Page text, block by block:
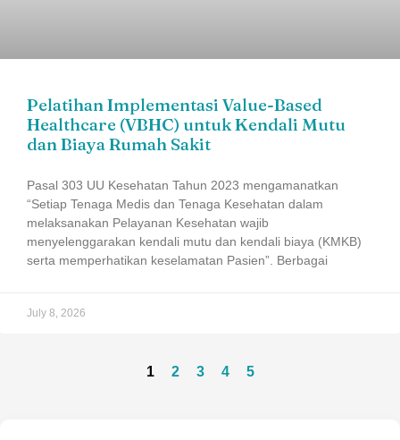
Pelatihan Implementasi Value-Based
Healthcare (VBHC) untuk Kendali Mutu
dan Biaya Rumah Sakit
Pasal 303 UU Kesehatan Tahun 2023 mengamanatkan
“Setiap Tenaga Medis dan Tenaga Kesehatan dalam
melaksanakan Pelayanan Kesehatan wajib
menyelenggarakan kendali mutu dan kendali biaya (KMKB)
serta memperhatikan keselamatan Pasien”. Berbagai
July 8, 2026
1 2 3 4 5